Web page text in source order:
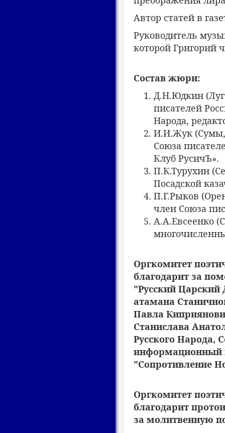
Автор статей в
Руководитель
которой Григорий
Состав жюри:
Д.Н.Юдкин
писателей
Народа,
И.И.Жук (Сумы,
Союза
Клуб РусичЪ».
П.К.Турухин
Посадской
П.Г.Рыков
член Союза
А.А.Евсеенко
Оргкомитет
благодарит за
"Русский
атамана
Павла
Станислава
Русского Народа,
информационный
"Сопротивление
Оргкомитет
благодарит
за молитвенную